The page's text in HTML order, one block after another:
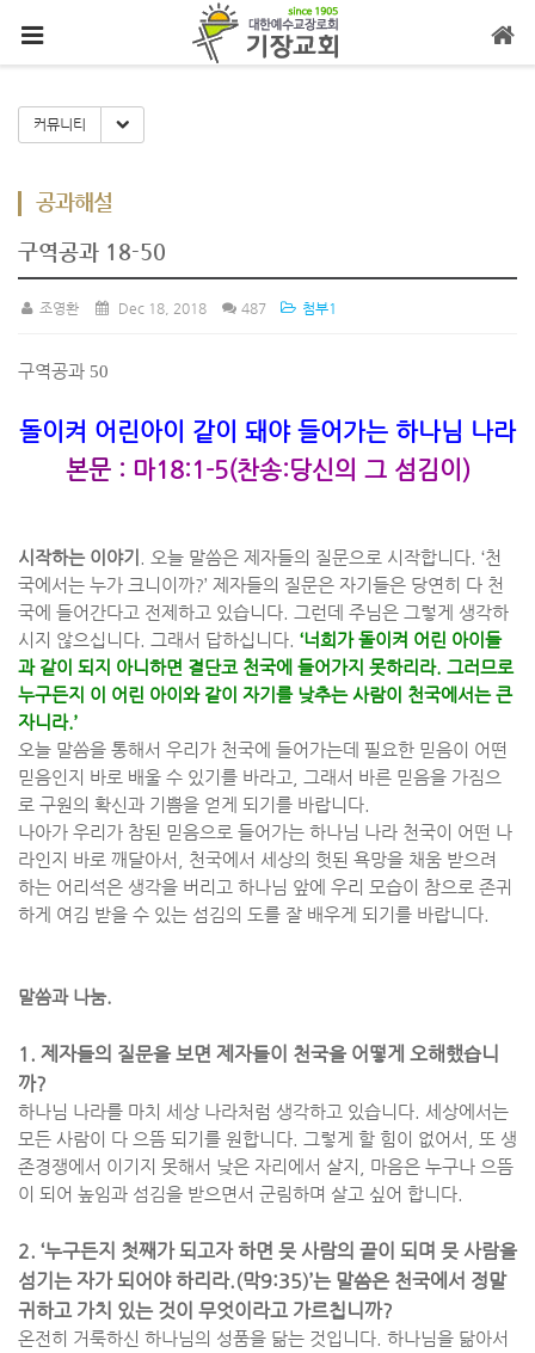
커뮤니티 Toggle Dropdown
공과해설
구역공과 18-50
조영환 Dec 18, 2018 487 첨부1
구역공과 50
돌이켜 어린아이 같이 돼야 들어가는 하나님 나라
본문 : 마18:1-5(찬송:당신의 그 섬김이 )
시작하는 이야기 오늘 말씀은 제자들의 질문으로 시작합니다 . ‘천
국에서는 누가 크니이까?’ 제자들의 질문은 자기들은 당연히 다 천
국에 들어간다고 전제하고 있습니다
그런데 주님은 그렇게 생각하
시지 않으십니다
그래서 답하십니다 ‘너희가 돌이켜 어린 아이들
과 같이 되지 아니하면 결단코 천국에 들어가지 못하리라. 그러므로
누구든지 이 어린 아이와 같이 자기를 낮추는 사람이 천국에서는 큰
자니라.’
오늘 말씀을 통해서 우리가 천국에 들어가는데 필요한 믿음이 어떤
믿음인지 바로 배울 수 있기를 바라고
그래서 바른 믿음을 가짐으
로 구원의 확신과 기쁨을 얻게 되기를 바랍니다
나아가 우리가 참된 믿음으로 들어가는 하나님 나라 천국이 어떤 나
라인지 바로 깨달아서
천국에서 세상의 헛된 욕망을 채움 받으려
하는 어리석은 생각을 버리고 하나님 앞에 우리 모습이 참으로 존귀
하게 여김 받을 수 있는 섬김의 도를 잘 배우게 되기를 바랍니다
말씀과 나눔.
1. 제자들의 질문을 보면 제자들이 천국을 어떻게 오해했습니
까?
하나님 나라를 마치 세상 나라처럼 생각하고 있습니다
세상에서는
모든 사람이 다 으뜸 되기를 원합니다
그렇게 할 힘이 없어서
또 생
존경쟁에서 이기지 못해서 낮은 자리에서 살지
마음은 누구나 으뜸
이 되어 높임과 섬김을 받으면서 군림하며 살고 싶어 합니다
2. ‘누구든지 첫째가 되고자 하면 뭇 사람의 끝이 되며 뭇 사람을
섬기는 자가 되어야 하리라.(막9:35)’는 말씀은 천국에서 정말
귀하고 가치 있는 것이 무엇이라고 가르칩니까?
온전히 거룩하신 하나님의 성품을 닮는 것입니다 하나님을 닮아서